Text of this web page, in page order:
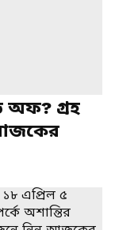
অফ? গ্রহ